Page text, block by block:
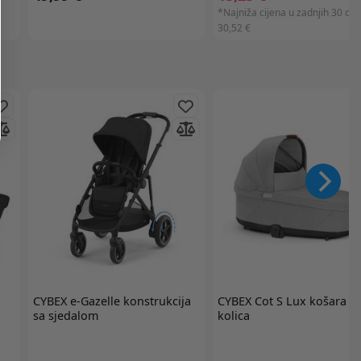
*Najniža cijena u zadnjih 30
30,52 €
CYBEXe-Gazelle konstrukcija
sa sjedalom
CYBEX Cot S Lux košara
kolica